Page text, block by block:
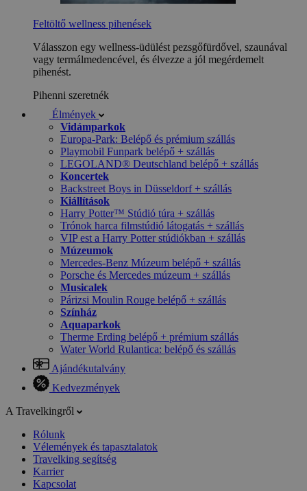
Feltöltő wellness pihenések
Válasszon egy wellness-üdülést pezsgőfürdővel, szaunával
vagy termálmedencével, és élvezze a jól megérdemelt
pihenést.
Pihenni szeretnék
Élmények
Vidámparkok
Europa-Park: Belépő és prémium szállás
Playmobil Funpark belépő + szállás
LEGOLAND® Deutschland belépő + szállás
Koncertek
Backstreet Boys in Düsseldorf + szállás
Kiállítások
Harry Potter™ Stúdió túra + szállás
Trónok harca filmstúdió látogatás + szállás
VIP est a Harry Potter stúdiókban + szállás
Múzeumok
Mercedes-Benz Múzeum belépő + szállás
Porsche és Mercedes múzeum + szállás
Musicalek
Párizsi Moulin Rouge belépő + szállás
Színház
Aquaparkok
Therme Erding belépő + prémium szállás
Water World Rulantica: belépő és szállás
Ajándékutalvány
Kedvezmények
A Travelkingről
Rólunk
Vélemények és tapasztalatok
Travelking segítség
Karrier
Kapcsolat